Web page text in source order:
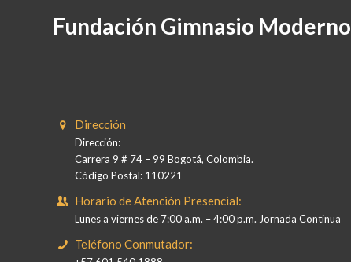
Fundación Gimnasio Moderno
Dirección
Dirección:
Carrera 9 # 74 – 99 Bogotá, Colombia.
Código Postal: 110221
Horario de Atención Presencial:
Lunes a viernes de 7:00 a.m. – 4:00 p.m. Jornada Continua
Teléfono Conmutador: